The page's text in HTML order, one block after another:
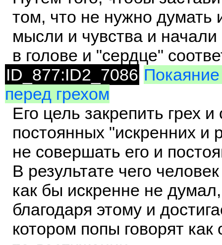
том, что не нужно думать
мысли и чувства и
в голове и "сердце"
ID_877:ID2_7086
перед грехом
Его цель закрепить грех
постоянных "искренних
не совершать его и
В результате чего
как бы искренне не
благодаря этому и
котором попы говорят